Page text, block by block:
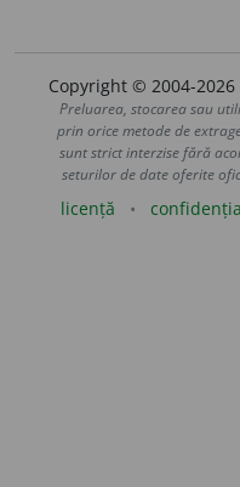
Copyright © 2004-
Preluarea, stocarea sau
prin orice metode de
sunt strict interzise fără
seturilor de date oferite
licență